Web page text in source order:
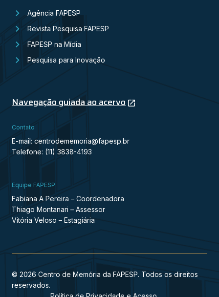
Agência FAPESP
Revista Pesquisa FAPESP
FAPESP na Mídia
Pesquisa para Inovação
Navegação guiada ao acervo
Contato
E-mail: centrodememoria@fapesp.br
Telefone: (11) 3838-4193
Equipe FAPESP
Fabiana A Pereira – Coordenadora
Thiago Montanari – Assessor
Vitória Veloso – Estagiária
© 2026 Centro de Memória da FAPESP. Todos os direitos
reservados.